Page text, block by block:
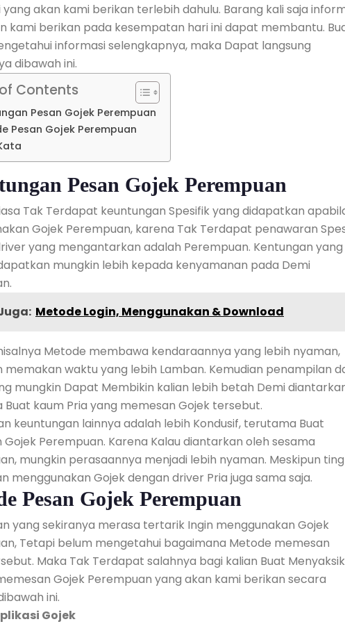
akan kami berikan terlebih dahulu. Barang kali saja
kami berikan pada kesempatan hari ini dapat membantu.
informasi selengkapnya, maka Dapat langsung
dibawah ini.
Contents
Pesan Gojek Perempuan
Pesan Gojek Perempuan
Pesan Gojek Perempuan
Tak Terdapat keuntungan Spesifik yang didapatkan
Gojek Perempuan, karena Tak Terdapat penawaran
yang mengantarkan adalah Perempuan. Kentungan yang
mungkin lebih kepada kenyamanan pada Demi
Metode Login, Menggunakan & Download
Metode membawa kendaraannya yang lebih nyaman,
memakan waktu yang lebih Lamban. Kemudian penampilan
mungkin Dapat Membikin kalian lebih betah Demi
kaum Pria yang memesan Gojek tersebut.
keuntungan lainnya adalah lebih Kondusif, terutama Buat
Gojek Perempuan. Karena Kalau diantarkan oleh sesama
mungkin perasaannya menjadi lebih nyaman. Meskipun
menggunakan Gojek dengan driver Pria juga sama saja.
Pesan Gojek Perempuan
yang sekiranya merasa tertarik Ingin menggunakan Gojek
Tetapi belum mengetahui bagaimana Metode memesan
Maka Tak Terdapat salahnya bagi kalian Buat
Gojek Perempuan yang akan kami berikan secara
ini.
Gojek